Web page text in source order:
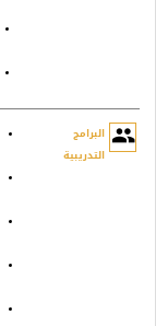
people
البرامج
التدريبية